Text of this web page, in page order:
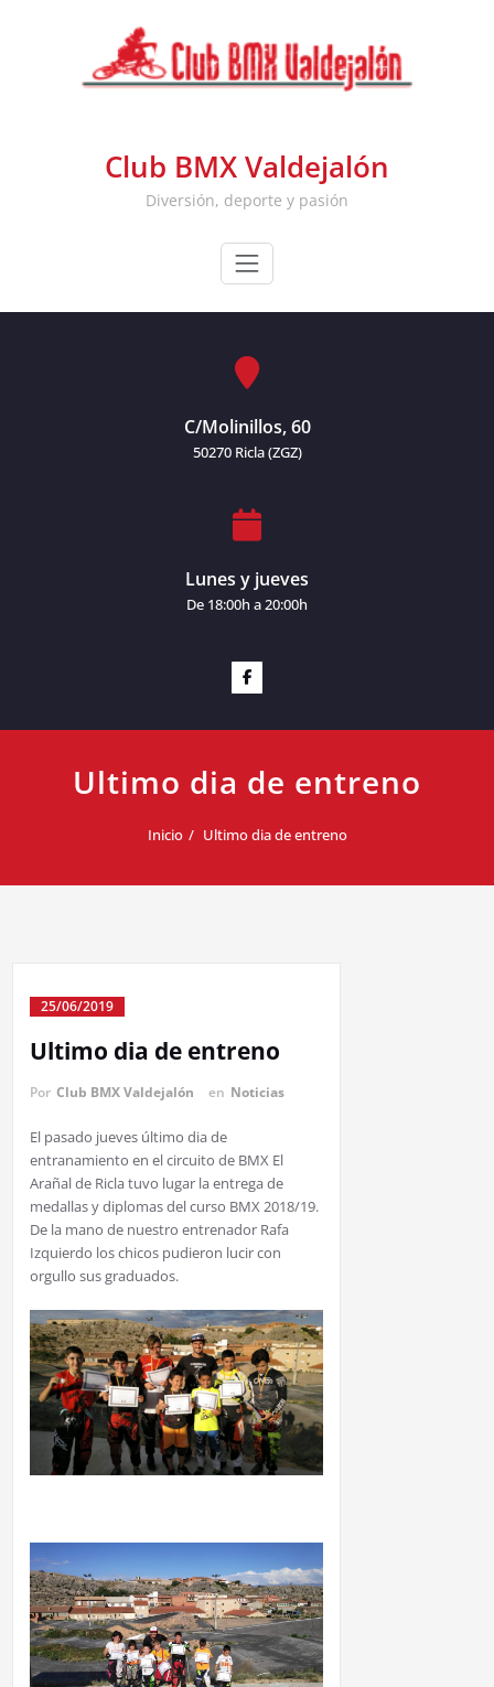
Club BMX Valdejalón
Diversión, deporte y pasión
C/Molinillos, 60
50270 Ricla (ZGZ)
Lunes y jueves
De 18:00h a 20:00h
Ultimo dia de entreno
Inicio Ultimo dia de entreno
25/06/2019
Ultimo dia de entreno
Por Club BMX Valdejalón en Noticias
El pasado jueves último dia de
entranamiento en el circuito de BMX El
Arañal de Ricla tuvo lugar la entrega de
medallas y diplomas del curso BMX 2018/19.
De la mano de nuestro entrenador Rafa
Izquierdo los chicos pudieron lucir con
orgullo sus graduados.